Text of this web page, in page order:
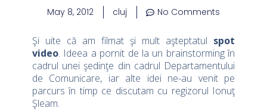
May 8, 2012 cluj No Comments
Şi uite că am filmat şi mult aşteptatul spot
video. Ideea a pornit de la un brainstorming în
cadrul unei şedinţe din cadrul Departamentului
de Comunicare, iar alte idei ne-au venit pe
parcurs în timp ce discutam cu regizorul Ionuţ
Şleam.